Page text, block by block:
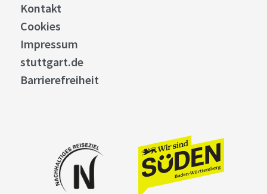
Kontakt
Cookies
Impressum
stuttgart.de
Barrierefreiheit